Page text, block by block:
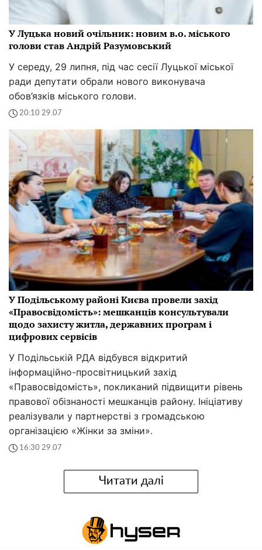
У Луцька новий очільник: новим в.о. міського
голови став Андрій Разумовський
У середу, 29 липня, під час сесії Луцької міської
ради депутати обрали нового виконувача
обов’язків міського голови.
20:10 29.07
У Подільському районі Києва провели захід
«Правосвідомість»: мешканців консультували
щодо захисту житла, державних програм і
цифрових сервісів
У Подільській РДА відбувся відкритий
інформаційно-просвітницький захід
«Правосвідомість», покликаний підвищити рівень
правової обізнаності мешканців району. Ініціативу
реалізували у партнерстві з громадською
організацією «Жінки за зміни».
16:30 29.07
Читати далі